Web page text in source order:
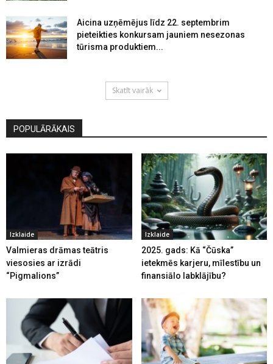
Aicina uzņēmējus līdz 22. septembrim
pieteikties konkursam jauniem nesezonas
tūrisma produktiem...
Skatīt vairāk
POPULĀRĀKAIS
Izklaide
Valmieras drāmas teātris
viesosies ar izrādi
“Pigmalions”
Izklaide
2025. gads: Kā “Čūska”
ietekmēs karjeru, mīlestību un
finansiālo labklājību?